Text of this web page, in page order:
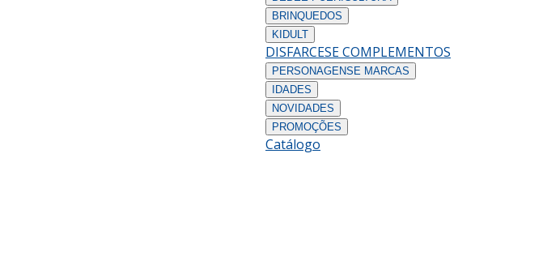
BRINQUEDOS
KIDULT
DISFARCESE COMPLEMENTOS
PERSONAGENS E MARCAS
IDADES
NOVIDADES
PROMOÇÕES
Catálogo